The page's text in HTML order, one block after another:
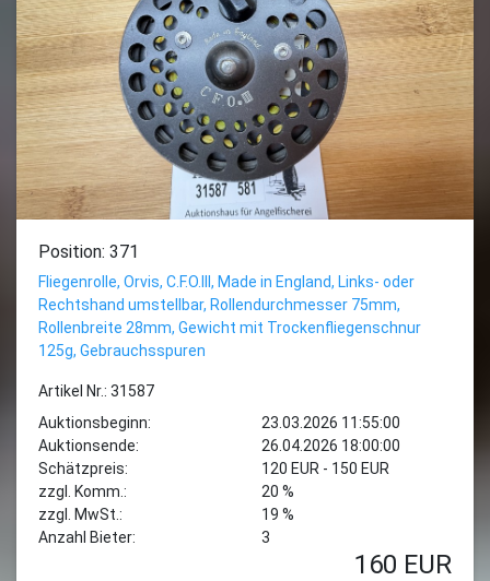
Position: 371
Fliegenrolle, Orvis, C.F.O.III, Made in England, Links- oder
Rechtshand umstellbar, Rollendurchmesser 75mm,
Rollenbreite 28mm, Gewicht mit Trockenfliegenschnur
125g, Gebrauchsspuren
Artikel Nr.: 31587
Auktionsbeginn:
23.03.2026 11:55:00
Auktionsende:
26.04.2026 18:00:00
Schätzpreis:
120 EUR - 150 EUR
zzgl. Komm.:
20 %
zzgl. MwSt.:
19 %
Anzahl Bieter:
3
160 EUR